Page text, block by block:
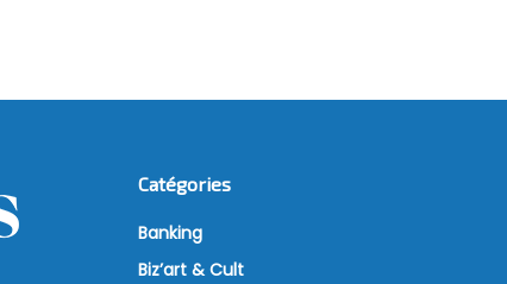
Catégories
Banking
Biz’art & Cult